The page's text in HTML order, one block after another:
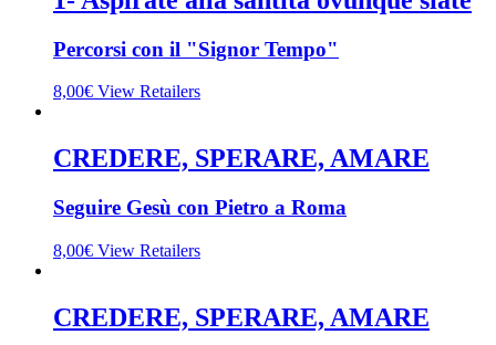
Percorsi con il "Signor Tempo"
8,00€ View Retailers
CREDERE, SPERARE, AMARE
Seguire Gesù con Pietro a Roma
8,00€ View Retailers
CREDERE, SPERARE, AMARE